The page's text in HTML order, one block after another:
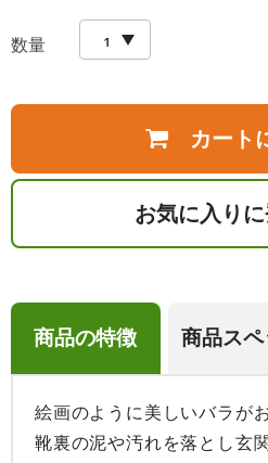
数量
カート
お気に入り
商品の特徴 商品スペ
絵画のように美しいバラが
靴裏の泥や汚れを落とし玄